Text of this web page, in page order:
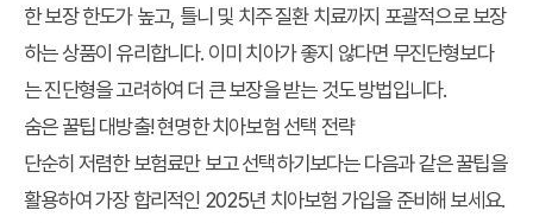
한 보장 한도가 높고, 틀니 및 치주 질환 치료까지 포괄적으로 보장
하는 상품이 유리합니다. 이미 치아가 좋지 않다면 무진단형보다
는 진단형을 고려하여 더 큰 보장을 받는 것도 방법입니다.
숨은 꿀팁 대방출! 현명한 치아보험 선택 전략
단순히 저렴한 보험료만 보고 선택하기보다는 다음과 같은 꿀팁을
활용하여 가장 합리적인 2025년 치아보험 가입을 준비해 보세요.